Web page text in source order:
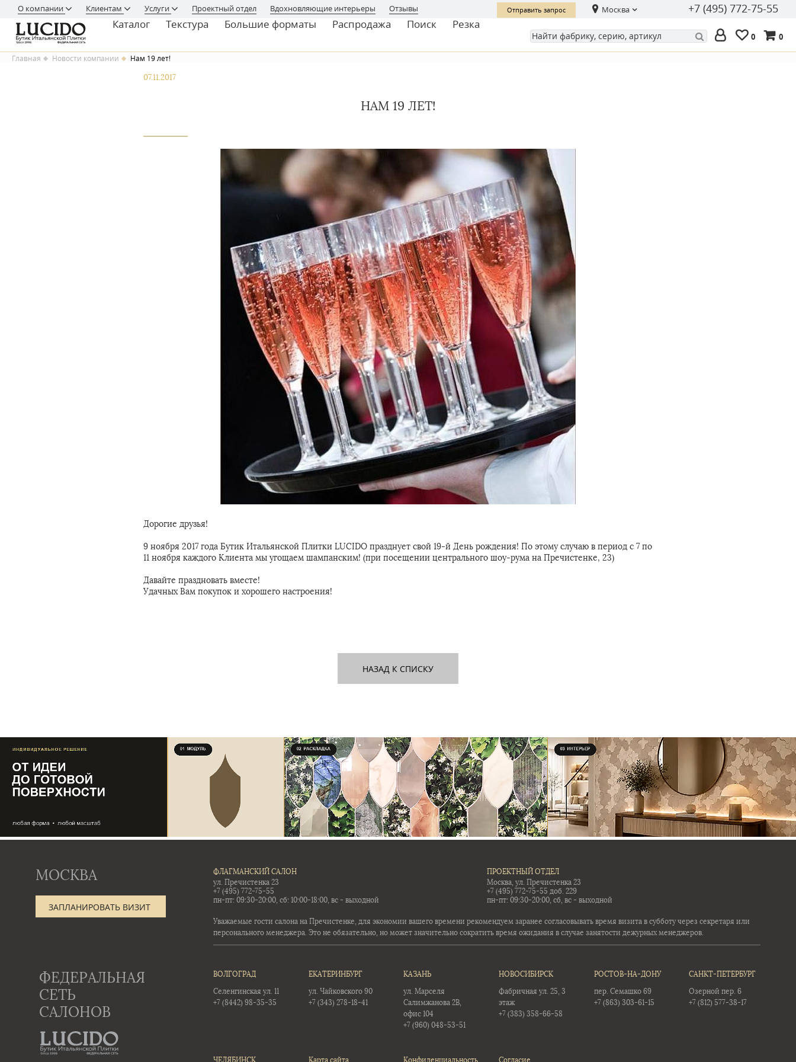
О компании Клиентам Услуги Проектный отдел Вдохновляющие интерьеры Отзывы Отправить запрос Москва +7 (495) 772-75-55
Каталог Текстура Большие форматы Распродажа Поиск Резка
0 0
Главная Новости компании Нам 19 лет!
07.11.2017
НАМ 19 ЛЕТ!
Дорогие друзья!
9 ноября 2017 года Бутик Итальянской Плитки LUCIDO празднует свой 19-й День рождения! По этому случаю в период с 7 по
11 ноября каждого Клиента мы угощаем шампанским! (при посещении центрального шоу-рума на Пречистенке, 23)
Давайте праздновать вместе!
Удачных Вам покупок и хорошего настроения!
НАЗАД К СПИСКУ
МОСКВА
ЗАПЛАНИРОВАТЬ ВИЗИТ
ФЛАГМАНСКИЙ САЛОН
ул. Пречистенка 23
+7 (495) 772-75-55
пн-пт: 09:30-20:00, сб: 10:00-18:00, вс - выходной
ПРОЕКТНЫЙ ОТДЕЛ
Москва, ул. Пречистенка 23
+7 (495) 772-75-55 доб. 229
пн-пт: 09:30-20:00, сб, вс - выходной
Уважаемые гости салона на Пречистенке, для экономии вашего времени рекомендуем заранее согласовывать время визита в субботу через секретаря или
персонального менеджера. Это не обязательно, но может значительно сократить время ожидания в случае занятости дежурных менеджеров.
ФЕДЕРАЛЬНАЯ
СЕТЬ
САЛОНОВ
ВОЛГОГРАД
Селенгинская ул. 11
+7 (8442) 98-35-35
ЕКАТЕРИНБУРГ
ул. Чайковского 90
+7 (343) 278-18-41
КАЗАНЬ
ул. Марселя
Салимжанова 2В,
офис 104
+7 (960) 048-53-51
НОВОСИБИРСК
Фабричная ул. 25, 3
этаж
+7 (383) 358-66-58
РОСТОВ-НА-ДОНУ
пер. Семашко 69
+7 (863) 303-61-15
САНКТ-ПЕТЕРБУРГ
Озерной пер. 6
+7 (812) 577-38-17
ЧЕЛЯБИНСК Карта сайта Конфиденциальность Согласие